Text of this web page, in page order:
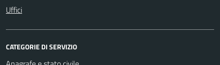
Uffici
CATEGORIE DI SERVIZIO